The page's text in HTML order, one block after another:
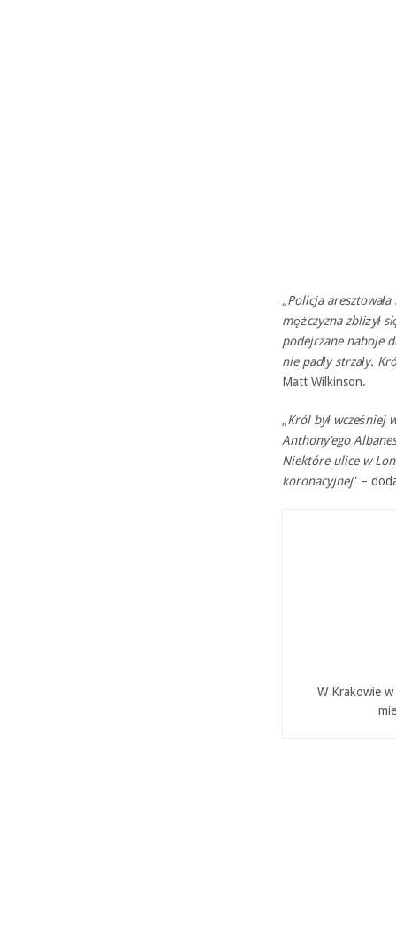
„Policja
mężczyzna zbliżył
podejrzane naboje
nie padły strzały.
Matt Wilkinson.
„Król był wcześniej
Anthony’ego
Niektóre ulice w
koronacyjnej” –
W Krakowie